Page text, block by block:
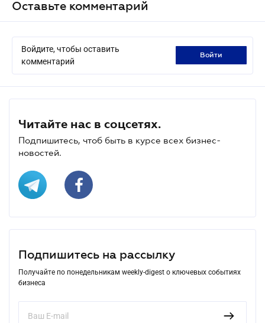
Оставьте комментарий
Войдите, чтобы оставить
комментарий
войти
Читайте нас в соцсетях.
Подпишитесь, чтоб быть в курсе всех бизнес-
новостей.
Подпишитесь на рассылку
Получайте по понедельникам weekly-digest о ключевых событиях
бизнеса